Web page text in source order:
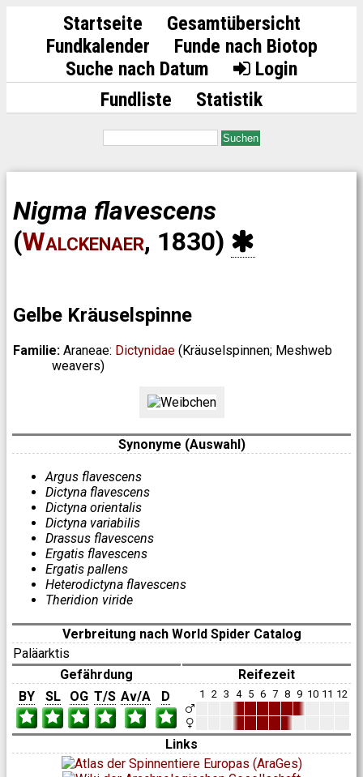
Startseite
Gesamtübersicht
Fundkalender
Funde nach Biotop
Suche nach Datum
Login
Fundliste
Statistik
Suchen
Nigma flavescens
(Walckenaer, 1830)
Gelbe Kräuselspinne
Familie: Araneae: Dictynidae (Kräuselspinnen; Meshweb
weavers)
Synonyme (Auswahl)
Argus flavescens
Dictyna flavescens
Dictyna orientalis
Dictyna variabilis
Drassus flavescens
Ergatis flavescens
Ergatis pallens
Heterodictyna flavescens
Theridion viride
Verbreitung nach World Spider Catalog
Paläarktis
Gefährdung
Reifezeit
BY
SL OG T/S Av/A D 1 2 3 4 5 6 7 8 9 10 11 12
Links